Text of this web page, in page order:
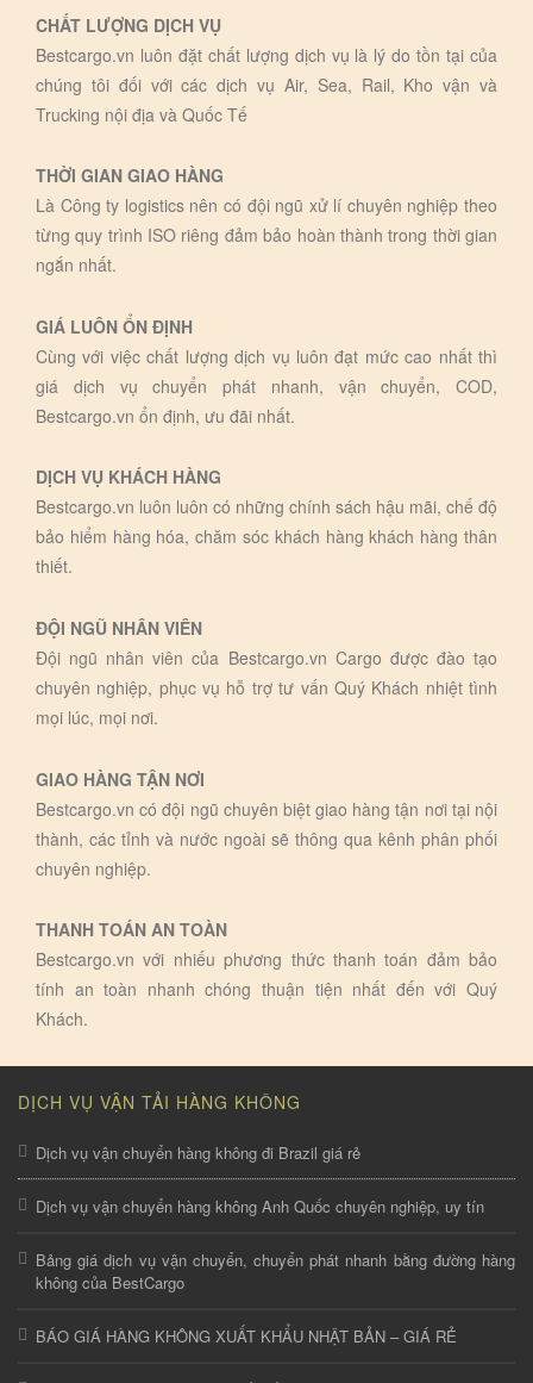
CHẤT LƯỢNG DỊCH VỤ
Bestcargo.vn luôn đặt chất lượng dịch vụ là lý do tồn tại của
chúng tôi đối với các dịch vụ Air, Sea, Rail, Kho vận và
Trucking nội địa và Quốc Tế
THỜI GIAN GIAO HÀNG
Là Công ty logistics nên có đội ngũ xử lí chuyên nghiệp theo
từng quy trình ISO riêng đảm bảo hoàn thành trong thời gian
ngắn nhất.
GIÁ LUÔN ỔN ĐỊNH
Cùng với việc chất lượng dịch vụ luôn đạt mức cao nhất thì
giá dịch vụ chuyển phát nhanh, vận chuyển, COD,
Bestcargo.vn ổn định, ưu đãi nhất.
DỊCH VỤ KHÁCH HÀNG
Bestcargo.vn luôn luôn có những chính sách hậu mãi, chế độ
bảo hiểm hàng hóa, chăm sóc khách hàng khách hàng thân
thiết.
ĐỘI NGŨ NHÂN VIÊN
Đội ngũ nhân viên của Bestcargo.vn Cargo được đào tạo
chuyên nghiệp, phục vụ hỗ trợ tư vấn Quý Khách nhiệt tình
mọi lúc, mọi nơi.
GIAO HÀNG TẬN NƠI
Bestcargo.vn có đội ngũ chuyên biệt giao hàng tận nơi tại nội
thành, các tỉnh và nước ngoài sẽ thông qua kênh phân phối
chuyên nghiệp.
THANH TOÁN AN TOÀN
Bestcargo.vn với nhiếu phương thức thanh toán đảm bảo
tính an toàn nhanh chóng thuận tiện nhất đến với Quý
Khách.
DỊCH VỤ VẬN TẢI HÀNG KHÔNG
Dịch vụ vận chuyển hàng không đi Brazil giá rẻ
Dịch vụ vận chuyển hàng không Anh Quốc chuyên nghiệp, uy tín
Bảng giá dịch vụ vận chuyển, chuyển phát nhanh bằng đường hàng
không của BestCargo
BÁO GIÁ HÀNG KHÔNG XUẤT KHẨU NHẬT BẢN – GIÁ RẺ